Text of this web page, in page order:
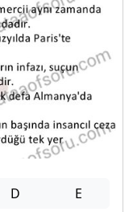
D E